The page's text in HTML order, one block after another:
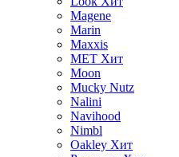
Magene
Marin
Maxxis
MET Хит
Moon
Mucky Nutz
Nalini
Navihood
Nimbl
Oakley Хит